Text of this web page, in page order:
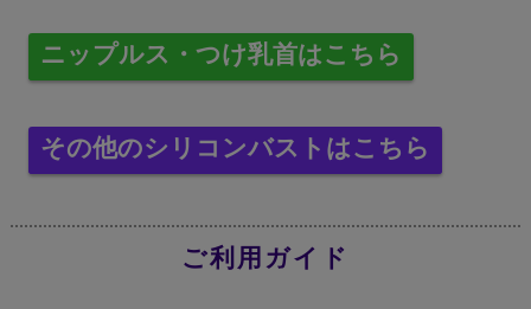
ニップルス・つけ乳首はこちら
その他のシリコンバストはこちら
ご利用ガイド